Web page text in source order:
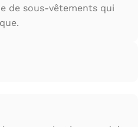
de sous-vêtements qui